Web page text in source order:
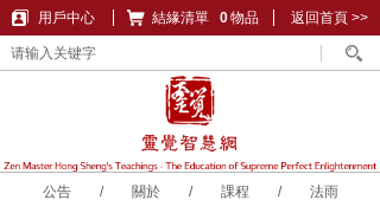
結緣清單
購物車 0物品
用戶中心 返回首頁 >>
公告/ 關於/ 課程 / 法雨